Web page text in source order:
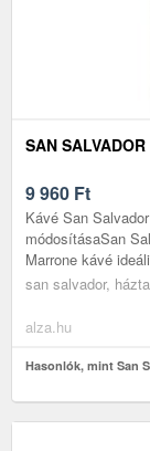
SAN
9 960 Ft
Kávé San
módosításaSan
Marrone kávé
san salvador,
alza.hu
Hasonlók, mint San